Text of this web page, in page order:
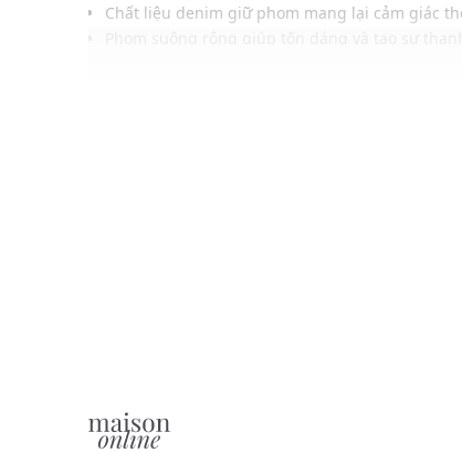
Chất liệu denim giữ phom mang lại cảm giác